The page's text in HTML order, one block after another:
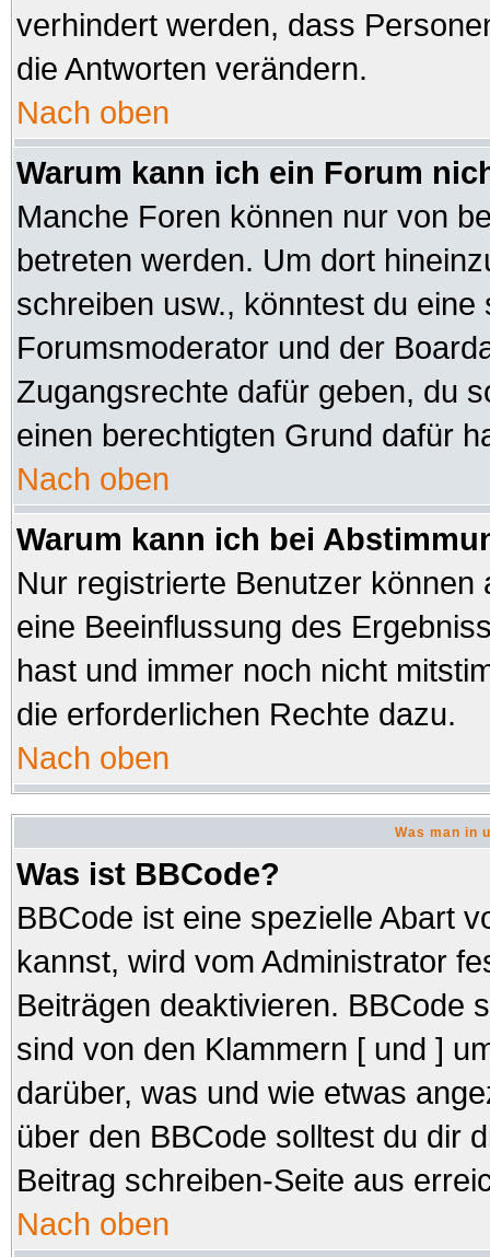
verhindert werden, dass
die Antworten verändern.
Nach oben
Warum kann ich ein Forum
Manche Foren können nur von
betreten werden. Um dort
schreiben usw., könntest du
Forumsmoderator und der
Zugangsrechte dafür geben, du
einen berechtigten Grund dafür
Nach oben
Warum kann ich bei
Nur registrierte Benutzer
eine Beeinflussung des
hast und immer noch nicht
die erforderlichen Rechte dazu.
Nach oben
Was man in
Was ist BBCode?
BBCode ist eine spezielle Abart
kannst, wird vom Administrator
Beiträgen deaktivieren. BBCode
sind von den Klammern [ und ]
darüber, was und wie etwas
über den BBCode solltest du dir
Beitrag schreiben-Seite aus
Nach oben